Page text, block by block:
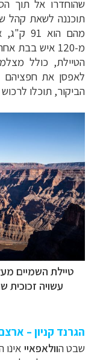
מהם
מ-120 איש
הטיילת, כולל
לאפסן את חפציהם
הביקור, תוכלו
טיילת השמיים
עשויה זכוכית
הגרנד קניון –
שבט הוולאפאיי